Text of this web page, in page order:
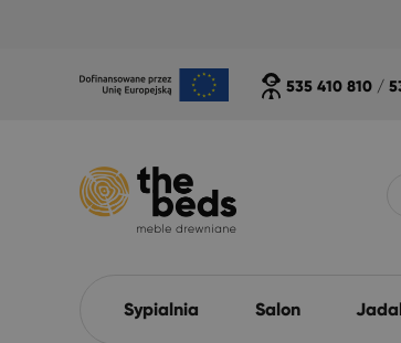
535 410 810 /
Sypialnia Salon